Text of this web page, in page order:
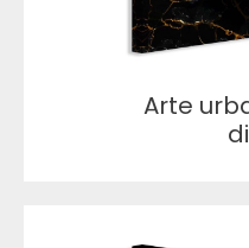
Arte